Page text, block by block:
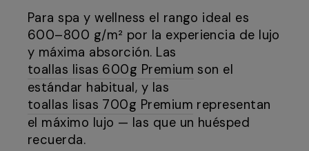
Para spa y wellness el rango ideal es
600–800 g/m² por la experiencia de lujo
y máxima absorción. Las
toallas lisas 600g Premium son el
estándar habitual, y las
toallas lisas 700g Premium representan
el máximo lujo — las que un huésped
recuerda.